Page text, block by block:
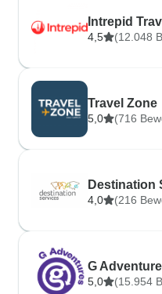
Intrepid
4,5 (12.048
Travel Zone
5,0 (716
Destination
4,0 (216
G
5,0 (15.954